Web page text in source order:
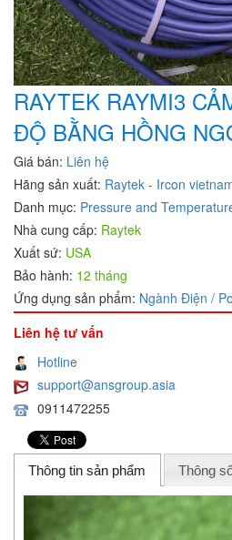
RAYTEK RAYMI3
ĐỘ BẰNG HỒNG
Giá bán: Liên hệ
Hãng sản xuất: Raytek - Ircon
Danh mục: Pressure and
Nhà cung cấp: Raytek
Xuất sứ: USA
Bảo hành: 12 tháng
Ứng dụng sản phẩm: Ngành Điện /
Liên hệ tư vấn
Hotline
support@ansgroup.asia
0911472255
Thông tin sản phẩm Thông